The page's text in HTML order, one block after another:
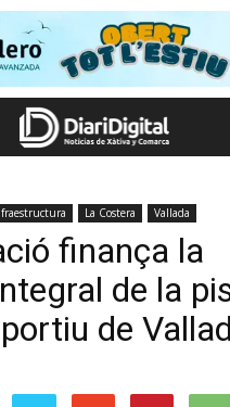
La Costera Vallada
finança la
de la
de